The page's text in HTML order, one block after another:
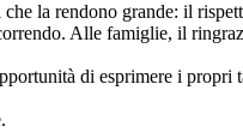
la rendono grande: il
Alle famiglie, il
di esprimere i propri